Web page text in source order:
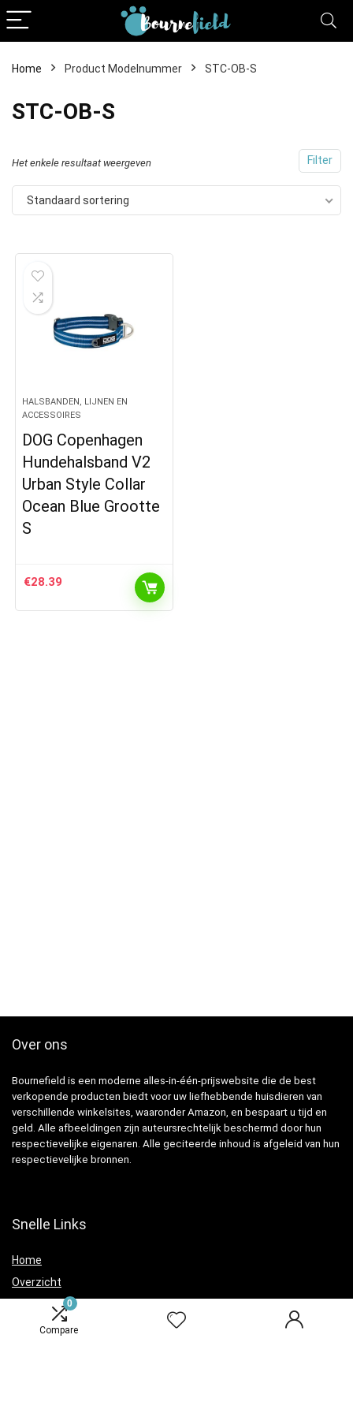
0
Compare
Home Product Modelnummer STC-OB-S
STC-OB-S
Filter
Het enkele resultaat weergeven
Standaard sortering
HALSBANDEN, LIJNEN EN
ACCESSOIRES
DOG Copenhagen
Hundehalsband V2
Urban Style Collar
Ocean Blue Grootte
S
€28.39
Over ons
Bournefield is een moderne alles-in-één-prijswebsite die de best
verkopende producten biedt voor uw liefhebbende huisdieren van
verschillende winkelsites, waaronder Amazon, en bespaart u tijd en
geld. Alle afbeeldingen zijn auteursrechtelijk beschermd door hun
respectievelijke eigenaren. Alle geciteerde inhoud is afgeleid van hun
respectievelijke bronnen.
Snelle Links
Home
Overzicht
Blogs